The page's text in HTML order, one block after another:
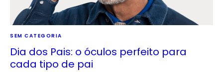
SEM CATEGORIA
Dia dos Pais: o óculos perfeito para
cada tipo de pai